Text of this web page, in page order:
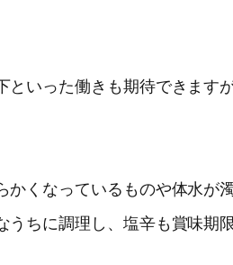
といった働きも期待できます
くなっているものや体水が
ちに調理し、塩辛も賞味期